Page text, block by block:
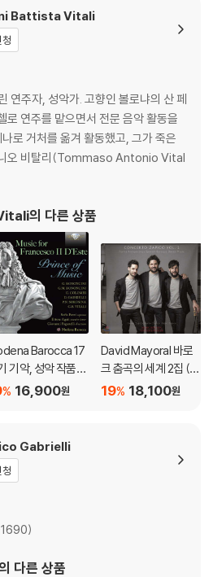
Battista Vitali
연주자, 성악가. 고향인 볼로냐의 산 페
로 연주를 맡으면서 전문 음악 활동을
로 거처를 옮겨 활동했고, 그가 죽은
니오 비탈리(Tommaso Antonio Vital
의 다른 상품
Barocca 17
기악, 성악 작품집
for Francesc
16,900원
%
David Mayoral 바로
크 춤곡의 세계 2집 (C
oncerto Zapico Vol.
18,100원
19%
Gabrielli
다른 상품